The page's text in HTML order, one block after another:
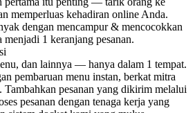
memperluas kehadiran online Anda.
dengan mencampur & mencocokkan
menjadi 1 keranjang pesanan.
dan lainnya — hanya dalam 1 tempat.
pembaruan menu instan, berkat mitra
pesanan yang dikirim melalui
pesanan dengan tenaga kerja yang